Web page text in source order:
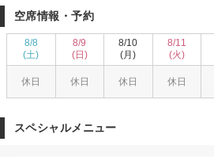
間を体験しに来てください。心地よい時間を
会える場所です。
空席情報・予約
8/8
(土)
休日
8/9
(日)
休日
8/10
(月)
休日
8/11
(火)
休日
スペシャルメニュー